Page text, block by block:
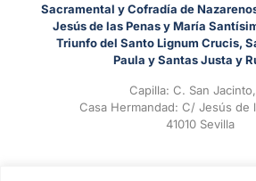
Sacramental y Cofradía de
Jesús de las Penas y María
Triunfo del Santo Lignum Crucis,
Paula y Santas Justa y
Capilla: C. San
Casa Hermandad: C/ Jesús de
41010 Sevilla